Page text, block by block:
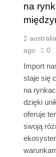
na
ago
0
Import
staje się
na
dzięki
oferuje
swoją